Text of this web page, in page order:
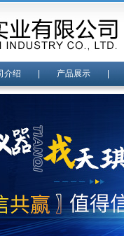
介绍 产品展示|